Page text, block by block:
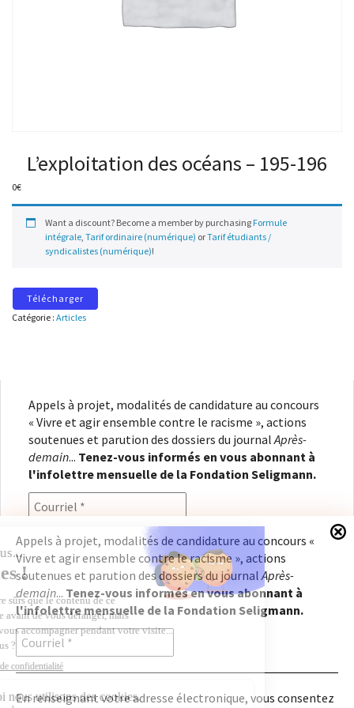
L’exploitation des océans – 195-196
0€
Want a discount? Become a member by purchasing Formule
intégrale, Tarif ordinaire (numérique) orTarif étudiants /
syndicalistes (numérique)!
Télécharger
Catégorie : Articles
Appels à projet, modalités de candidature au concours
« Vivre et agir ensemble contre le racisme », actions
soutenues et parution des dossiers du journal Après-
demain... Tenez-vous informés en vous abonnant à
l'infolettre mensuelle de la Fondation Seligmann.
En renseignant votre adresse électronique, vous
consentez à recevoir l'infolettre de la Fondation
Seligmann, conformément à notrepolitique de
confidentialité. Il vous sera possible de vous
désabonner à tout moment.
Appels à projet, modalités de candidature au concours «
Vivre et agir ensemble contre le racisme », actions
soutenues et parution des dossiers du journalAprès-
demain... Tenez-vous informés en vous abonnant à
l'infolettre mensuelle de la Fondation Seligmann.
En renseignant votre adresse électronique, vous consentez